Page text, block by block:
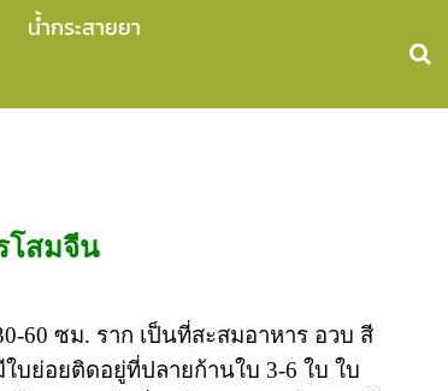
น้ำกระสายยา
โสมจีน
60 ซม. ราก เป็นที่สะสมอาหาร อวบ สี
บย่อยติดอยู่ที่ปลายก้านใบ 3-6 ใบ ใบ